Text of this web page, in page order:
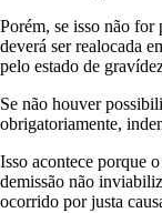
Porém, se isso não for
deverá ser realocada
pelo estado de
Se não houver
obrigatoriamente,
Isso acontece porque
demissão não
ocorrido por justa